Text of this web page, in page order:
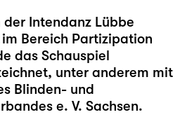
Intendanz Lübbe
Bereich Partizipation
das Schauspiel
unter anderem mit
Blinden- und
e. V. Sachsen.